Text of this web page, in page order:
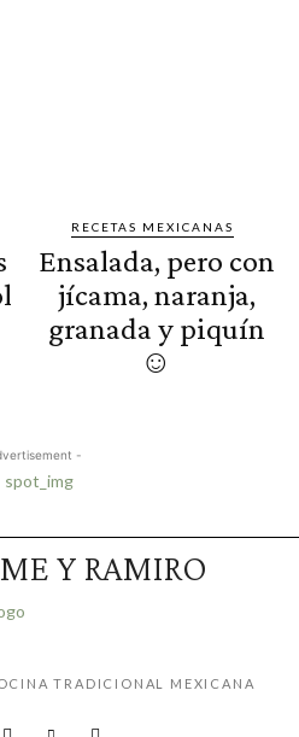
RECETAS MEXICANAS
Ensalada, pero con
jícama, naranja,
granada y piquín
☺️
-
Y RAMIRO
TRADICIONAL MEXICANA